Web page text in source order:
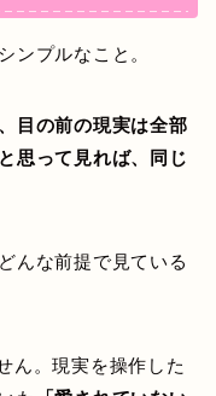
ンプルなこと。
目の前の現実は全部
思って見れば、同じ
んな前提で見ている
ん。現実を操作した